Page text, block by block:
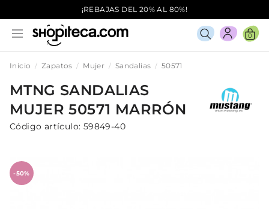
¡REBAJAS DEL 20% AL 80%!
0
Inicio Zapatos Mujer Sandalias 50571
MTNG SANDALIAS
MUJER50571 MARRÓN
Código artículo: 59849-40
-50%